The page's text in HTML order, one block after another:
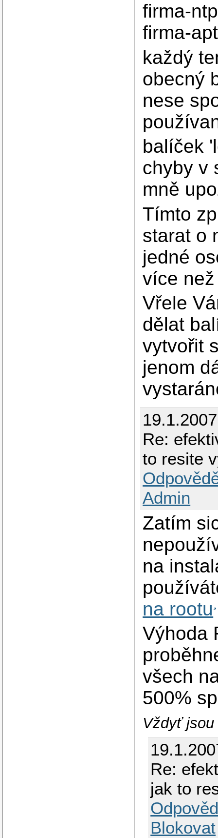
firma-
firma-
každý
obecný
nese
balíček
chyby v
mně
Tímto
starat o
jedné
více
Vřele
dělat
vytvořit
jenom
Re:
to resite
Admin
Zatím
na
na rootu
Výhoda
všech
500%
Vždyť
Re:
jak to
Blokovat